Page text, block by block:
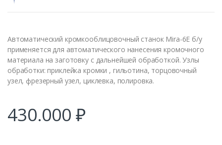
Автоматический кромкооблицовочный станок Mira-6E б/у
применяется для автоматического нанесения кромочного
материала на заготовку с дальнейшей обработкой. Узлы
обработки: приклейка кромки , гильотина, торцовочный
узел, фрезерный узел, циклевка, полировка.
430.000 ₽